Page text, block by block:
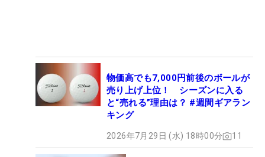
物価高でも7,000円前後のボールが
売り上げ上位！ シーズンに入る
と“売れる”理由は？ #週間ギアラン
キング
2026年7月29日 (水) 18時00分 11